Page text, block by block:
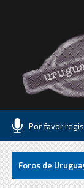
Por favor
Foros de